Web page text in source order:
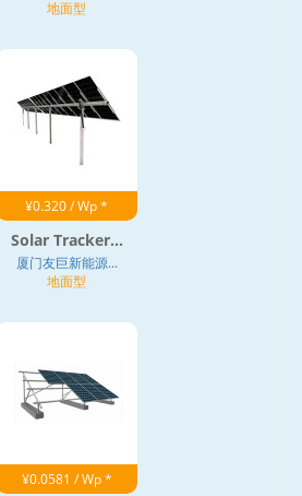
地面型
¥0.320 / Wp *
Solar Tracker...
厦门友巨新能源...
地面型
¥0.0581 / Wp *